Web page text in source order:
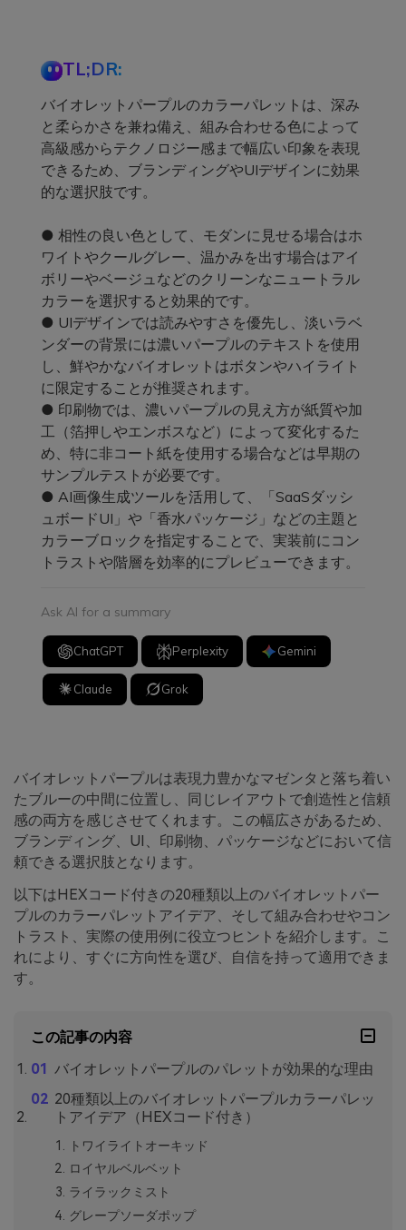
TL;DR:
バイオレットパープルのカラーパレットは、深み
と柔らかさを兼ね備え、組み合わせる色によって
高級感からテクノロジー感まで幅広い印象を表現
できるため、ブランディングやUIデザインに効果
的な選択肢です。
● 相性の良い色として、モダンに見せる場合はホ
ワイトやクールグレー、温かみを出す場合はアイ
ボリーやベージュなどのクリーンなニュートラル
カラーを選択すると効果的です。
● UIデザインでは読みやすさを優先し、淡いラベ
ンダーの背景には濃いパープルのテキストを使用
し、鮮やかなバイオレットはボタンやハイライト
に限定することが推奨されます。
● 印刷物では、濃いパープルの見え方が紙質や加
工（箔押しやエンボスなど）によって変化するた
め、特に非コート紙を使用する場合などは早期の
サンプルテストが必要です。
● AI画像生成ツールを活用して、「SaaSダッシ
ュボードUI」や「香水パッケージ」などの主題と
カラーブロックを指定することで、実装前にコン
トラストや階層を効率的にプレビューできます。
Ask AI for a summary
ChatGPT Perplexity Gemini
Claude Grok
バイオレットパープルは表現力豊かなマゼンタと落ち着い
たブルーの中間に位置し、同じレイアウトで創造性と信頼
感の両方を感じさせてくれます。この幅広さがあるため、
ブランディング、UI、印刷物、パッケージなどにおいて信
頼できる選択肢となります。
以下はHEXコード付きの20種類以上のバイオレットパー
プルのカラーパレットアイデア、そして組み合わせやコン
トラスト、実際の使用例に役立つヒントを紹介します。こ
れにより、すぐに方向性を選び、自信を持って適用できま
す。
この記事の内容
バイオレットパープルのパレットが効果的な理由
20種類以上のバイオレットパープルカラーパレッ
トアイデア（HEXコード付き）
トワイライトオーキッド
ロイヤルベルベット
ライラックミスト
グレープソーダポップ